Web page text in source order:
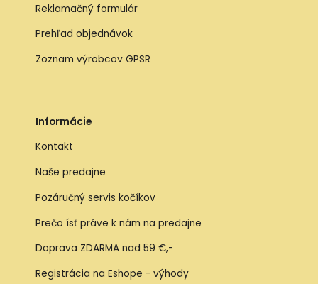
Reklamačný formulár
Prehľad objednávok
Zoznam výrobcov GPSR
Informácie
Kontakt
Naše predajne
Pozáručný servis kočíkov
Prečo ísť práve k nám na predajne
Doprava ZDARMA nad 59 €,-
Registrácia na Eshope - výhody